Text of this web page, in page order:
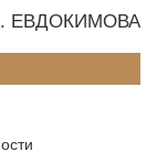
ЕВДОКИМОВА